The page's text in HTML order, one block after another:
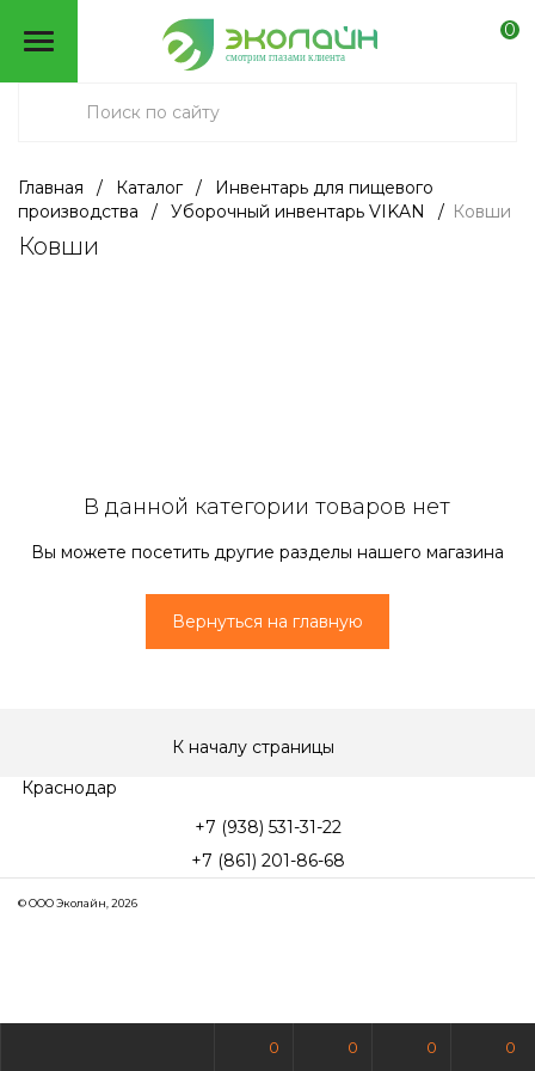
0 0 0 0
смотрим глазами клиента
0
Главная / Каталог /
Инвентарь для пищевого
производства
/ Уборочный инвентарь VIKAN / Ковши
Ковши
В данной категории товаров нет
Вы можете посетить другие разделы нашего магазина
Вернуться на главную
Краснодар
+7 (938) 531-31-22
+7 (861) 201-86-68
К началу страницы
© ООО Эколайн, 2026